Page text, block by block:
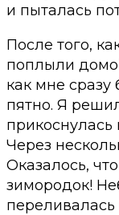
и пыталась
После того,
поплыли
как мне сразу
пятно. Я
прикоснулась
Через
Оказалось,
зимородок!